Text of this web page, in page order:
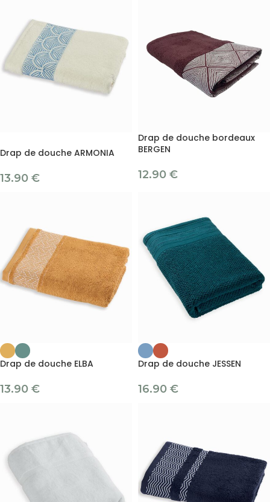
Drap de douche ARMONIA
13.90 €
Drap de douche bordeaux
BERGEN
12.90 €
Drap de douche ELBA
13.90 €
Drap de douche JESSEN
16.90 €